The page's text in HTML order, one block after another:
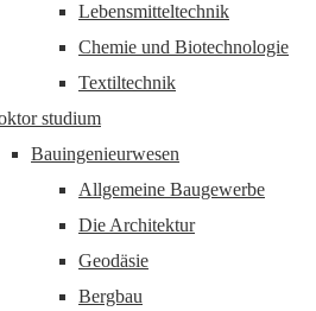
Lebensmitteltechnik
Chemie und Biotechnologie
Textiltechnik
studium
Bauingenieurwesen
Allgemeine Baugewerbe
Die Architektur
Geodäsie
Bergbau